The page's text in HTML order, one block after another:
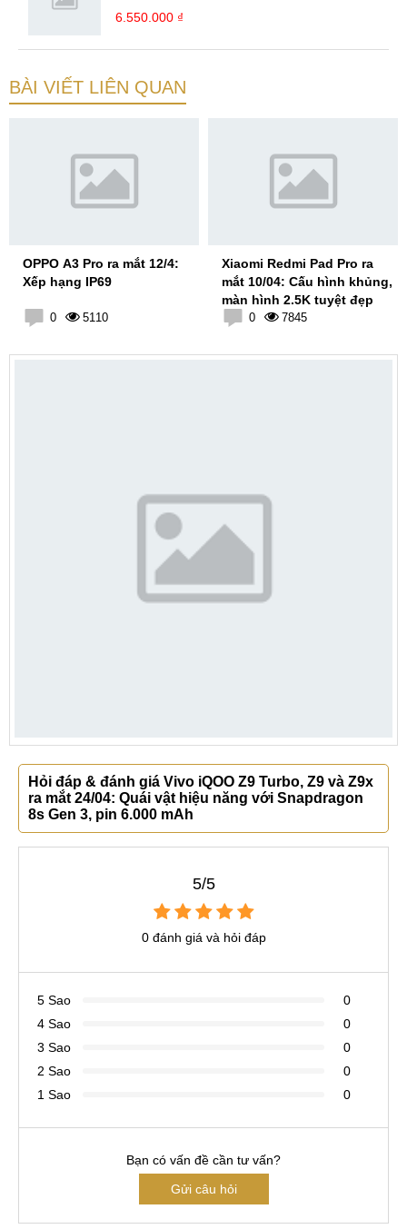
6.550.000 ₫
BÀI VIẾT LIÊN QUAN
OPPO A3 Pro ra mắt 12/4:
Xếp hạng IP69
0 5110
Xiaomi Redmi Pad Pro ra
mắt 10/04: Cấu hình khủng,
màn hình 2.5K tuyệt đẹp
0 7845
Hỏi đáp & đánh giá Vivo iQOO Z9 Turbo, Z9 và Z9x
ra mắt 24/04: Quái vật hiệu năng với Snapdragon
8s Gen 3, pin 6.000 mAh
5/5
0 đánh giá và hỏi đáp
5 Sao
0
4 Sao
0
3 Sao
0
2 Sao
0
1 Sao
0
Bạn có vấn đề cần tư vấn?
Gửi câu hỏi